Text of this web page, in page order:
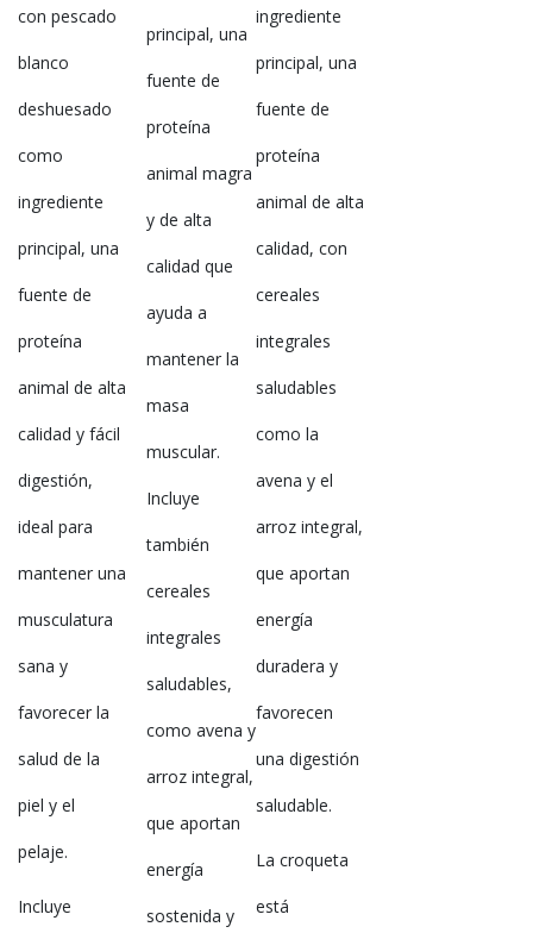
con pescado
blanco
deshuesado
como
ingrediente
principal, una
fuente de
proteína
animal de alta
calidad y fácil
digestión,
ideal para
mantener una
musculatura
sana y
favorecer la
salud de la
piel y el
pelaje.
Incluye
principal, una
fuente de
proteína
animal magra
y de alta
calidad que
ayuda a
mantener la
masa
muscular.
Incluye
también
cereales
integrales
saludables,
como avena y
arroz integral,
que aportan
energía
sostenida y
ingrediente
principal, una
fuente de
proteína
animal de alta
calidad, con
cereales
integrales
saludables
como la
avena y el
arroz integral,
que aportan
energía
duradera y
favorecen
una digestión
saludable.
La croqueta
está